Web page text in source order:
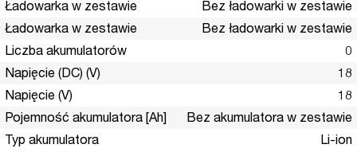
Ładowarka w zestawie
Bez ładowarki w zestawie
Ładowarka w zestawie
Bez ładowarki w zestawie
Liczba akumulatorów
0
Napięcie (DC) (V)
18
Napięcie (V)
18
Pojemność akumulatora [Ah]
Bez akumulatora w zestawie
Typ akumulatora
Li-ion